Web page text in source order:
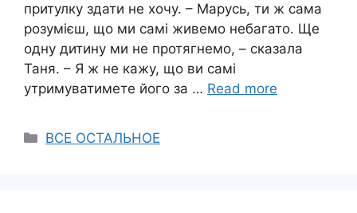
притулку здати не хочу. – Марусь, ти ж сама
розумієш, що ми самі живемо небагато. Ще
одну дитину ми не протягнемо, – сказала
Таня. – Я ж не кажу, що ви самі
утримуватимете його за … Read more
Categories
ВСЕ ОСТАЛЬНОЕ